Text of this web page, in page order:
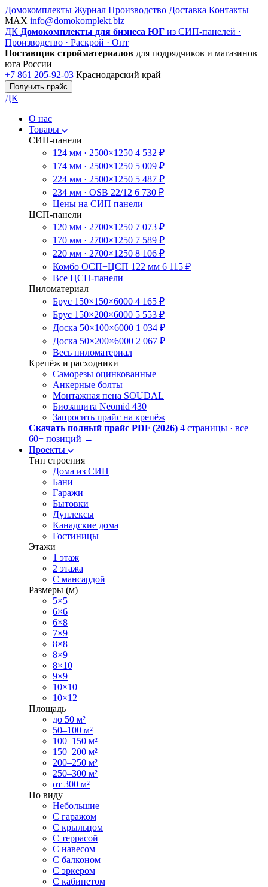
Домокомплекты Журнал Производство Доставка Контакты
MAX info@domokomplekt.biz
ДК Домокомплекты для бизнеса ЮГ из СИП-панелей ·
Производство · Раскрой · Опт
Поставщик стройматериалов для подрядчиков и магазинов
юга России
+7 861 205-92-03 Краснодарский край
Получить прайс
ДК
О нас
Товары
СИП-панели
124 мм · 2500×1250 4 532 ₽
174 мм · 2500×1250 5 009 ₽
224 мм · 2500×1250 5 487 ₽
234 мм · OSB 22/12 6 730 ₽
Цены на СИП панели
ЦСП-панели
120 мм · 2700×1250 7 073 ₽
170 мм · 2700×1250 7 589 ₽
220 мм · 2700×1250 8 106 ₽
Комбо ОСП+ЦСП 122 мм 6 115 ₽
Все ЦСП-панели
Пиломатериал
Брус 150×150×6000 4 165 ₽
Брус 150×200×6000 5 553 ₽
Доска 50×100×6000 1 034 ₽
Доска 50×200×6000 2 067 ₽
Весь пиломатериал
Крепёж и расходники
Саморезы оцинкованные
Анкерные болты
Монтажная пена SOUDAL
Биозащита Neomid 430
Запросить прайс на крепёж
Скачать полный прайс PDF (2026) 4 страницы · все
60+ позиций →
Проекты
Тип строения
Дома из СИП
Бани
Гаражи
Бытовки
Дуплексы
Канадские дома
Гостиницы
Этажи
1 этаж
2 этажа
С мансардой
Размеры (м)
5×5
6×6
6×8
7×9
8×8
8×9
8×10
9×9
10×10
10×12
Площадь
до 50 м²
50–100 м²
100–150 м²
150–200 м²
200–250 м²
250–300 м²
от 300 м²
По виду
Небольшие
С гаражом
С крыльцом
С террасой
С навесом
С балконом
С эркером
С кабинетом